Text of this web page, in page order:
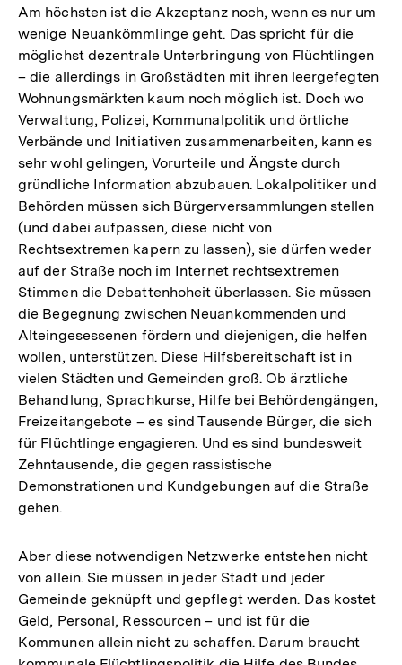
Am höchsten ist die Akzeptanz noch, wenn es nur um
wenige Neuankömmlinge geht. Das spricht für die
möglichst dezentrale Unterbringung von Flüchtlingen
– die allerdings in Großstädten mit ihren leergefegten
Wohnungsmärkten kaum noch möglich ist. Doch wo
Verwaltung, Polizei, Kommunalpolitik und örtliche
Verbände und Initiativen zusammenarbeiten, kann es
sehr wohl gelingen, Vorurteile und Ängste durch
gründliche Information abzubauen. Lokalpolitiker und
Behörden müssen sich Bürgerversammlungen stellen
(und dabei aufpassen, diese nicht von
Rechtsextremen kapern zu lassen), sie dürfen weder
auf der Straße noch im Internet rechtsextremen
Stimmen die Debattenhoheit überlassen. Sie müssen
die Begegnung zwischen Neuankommenden und
Alteingesessenen fördern und diejenigen, die helfen
wollen, unterstützen. Diese Hilfsbereitschaft ist in
vielen Städten und Gemeinden groß. Ob ärztliche
Behandlung, Sprachkurse, Hilfe bei Behördengängen,
Freizeitangebote – es sind Tausende Bürger, die sich
für Flüchtlinge engagieren. Und es sind bundesweit
Zehntausende, die gegen rassistische
Demonstrationen und Kundgebungen auf die Straße
gehen.
Aber diese notwendigen Netzwerke entstehen nicht
von allein. Sie müssen in jeder Stadt und jeder
Gemeinde geknüpft und gepflegt werden. Das kostet
Geld, Personal, Ressourcen – und ist für die
Kommunen allein nicht zu schaffen. Darum braucht